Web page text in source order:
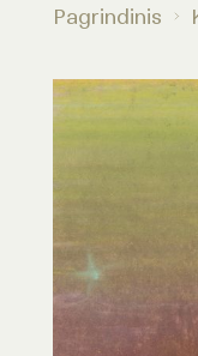
Pagrindinis